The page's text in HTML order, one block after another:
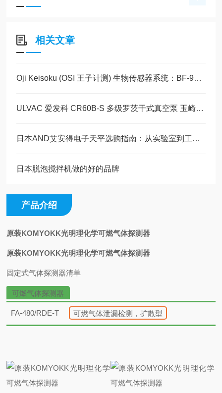
相关文章
Oji Keisoku (OSI 王子计测) 生物传感器系统：BF-9D + BF-48AS仪器文献
ULVAC 爱发科 CR60B-S 多级罗茨干式真空泵 玉崎科学仪器原装现货
日本AND艾安得电子天平选购指南：从实验室到工业现场的专业之选
日本脱泡搅拌机做的好的品牌
产品介绍
原装KOMYOKK光明理化学可燃气体探测器
原装KOMYOKK光明理化学可燃气体探测器
固定式气体探测器清单
可燃气体探测器
FA-480/RDE-T 可燃气体泄漏检测，扩散型